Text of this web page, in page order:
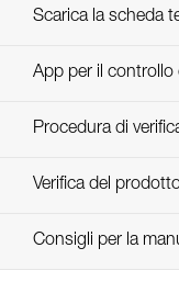
Scarica la scheda
App per il controllo
Procedura di
verif-
Verifica del
Consigli per la